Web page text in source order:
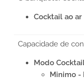
Cocktail ao
Capacidade de
Modo
Minimo -